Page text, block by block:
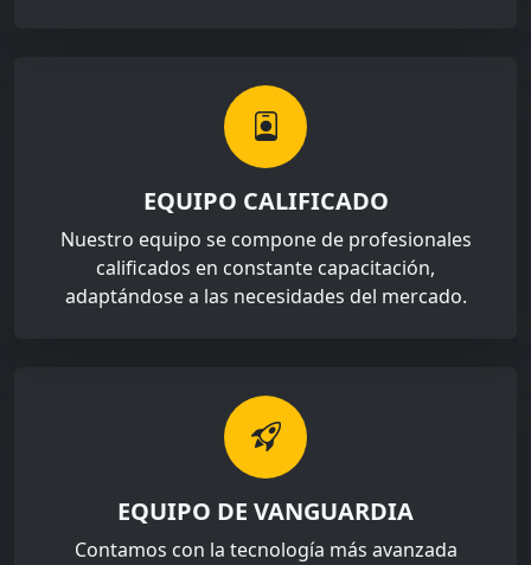
EQUIPO CALIFICADO
Nuestro equipo se compone de profesionales
calificados en constante capacitación,
adaptándose a las necesidades del mercado.
EQUIPO DE VANGUARDIA
Contamos con la tecnología más avanzada